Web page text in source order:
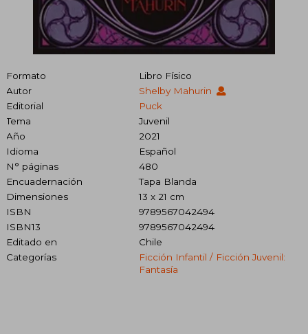
Formato
Libro Físico
Autor
Shelby Mahurin
Editorial
Puck
Tema
Juvenil
Año
2021
Idioma
Español
N° páginas
480
Encuadernación
Tapa Blanda
Dimensiones
13 x 21 cm
ISBN
9789567042494
ISBN13
9789567042494
Editado en
Chile
Categorías
Ficción Infantil / Ficción Juvenil:
Fantasía